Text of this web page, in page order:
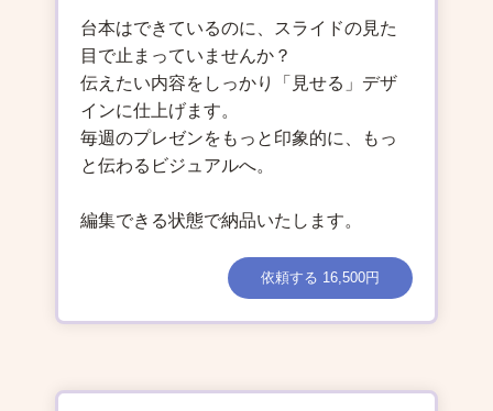
台本はできているのに、スライドの見た
目で止まっていませんか？
伝えたい内容をしっかり「見せる」デザ
インに仕上げます。
毎週のプレゼンをもっと印象的に、もっ
と伝わるビジュアルへ。
編集できる状態で納品いたします。
依頼する 16,500円